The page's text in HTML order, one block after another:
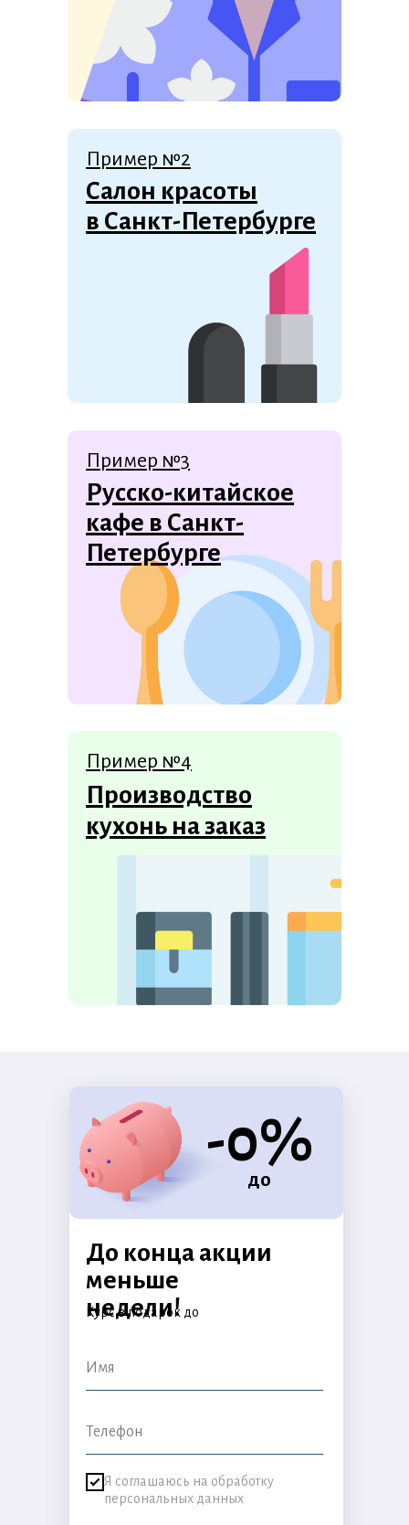
Салон красоты
в Санкт-Петербурге
Пример №2
Русско-китайское
кафе в Санкт-
Петербурге
Пример №3
Производство
кухонь на заказ
Пример №4
Я соглашаюсь на обработку
персональных данных
Курс в подарок до
До конца акции
меньше
недели!
до
-0%